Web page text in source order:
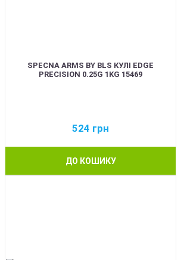
SPECNA ARMS BY BLS КУЛІ EDGE
PRECISION 0.25G 1KG 15469
524 грн
ДО КОШИКУ